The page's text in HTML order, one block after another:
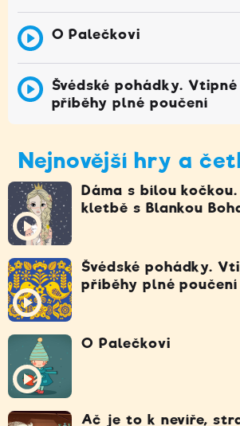
O Palečkovi
Švédské pohádky.
příběhy plné poučení
Nejnovější hry a
Dáma s bílou
kletbě s Blankou
Švédské pohádky.
příběhy plné poučení
O Palečkovi
Ač je to k nevíře,